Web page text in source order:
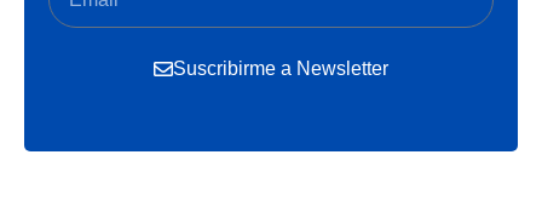
Suscribirme a Newsletter